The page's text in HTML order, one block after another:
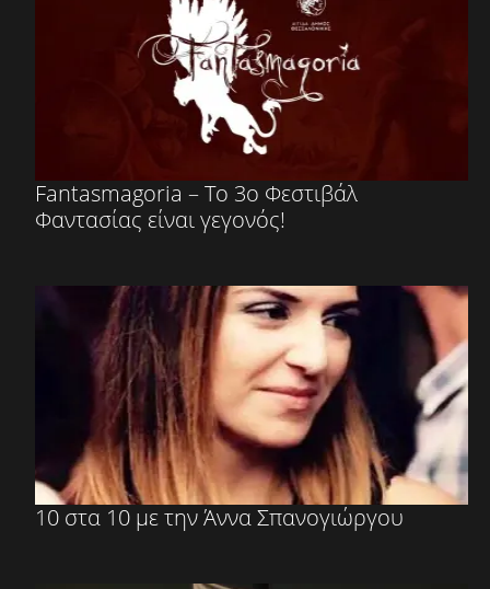
Fantasmagoria – Το 3ο Φεστιβάλ
Φαντασίας είναι γεγονός!
10 στα 10 με την Άννα Σπανογιώργου